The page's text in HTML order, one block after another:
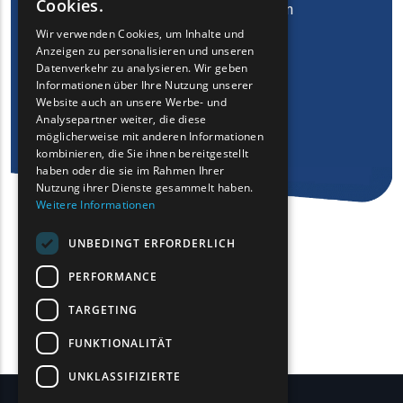
Ostmazedonien und Thrakien
herunter
FRENCH
BULGARIAN
ROMANIAN
TURKISH
Cookies.
Wir verwenden Cookies, um Inhalte und
Anzeigen zu personalisieren und unseren
Datenverkehr zu analysieren. Wir geben
Informationen über Ihre Nutzung unserer
Website auch an unsere Werbe- und
Analysepartner weiter, die diese
möglicherweise mit anderen Informationen
kombinieren, die Sie ihnen bereitgestellt
haben oder die sie im Rahmen Ihrer
Nutzung ihrer Dienste gesammelt haben.
Weitere Informationen
UNBEDINGT ERFORDERLICH
PERFORMANCE
TARGETING
FUNKTIONALITÄT
UNKLASSIFIZIERTE